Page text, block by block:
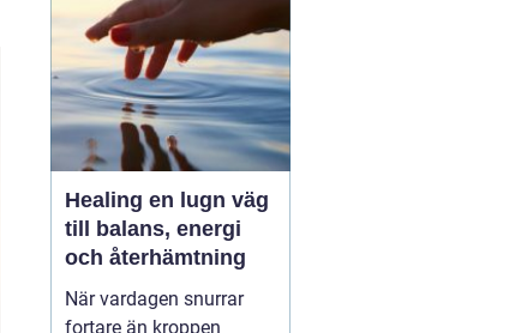
Healing en lugn väg
till balans, energi
och återhämtning
När vardagen snurrar
fortare än kroppen